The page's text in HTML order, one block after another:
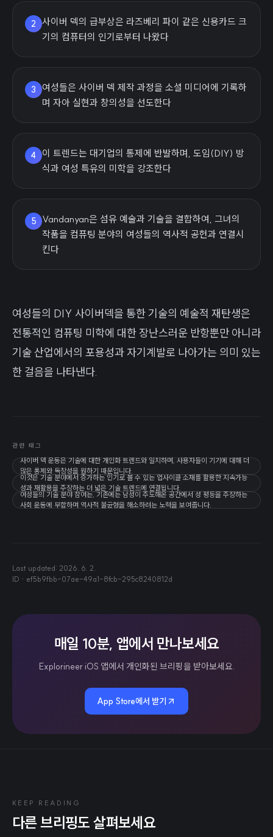
2
사이버 덱의 급부상은 라즈베리 파이 같은 신용카드 크
기의 컴퓨터의 인기로부터 나왔다
3
여성들은 사이버 덱 제작 과정을 소셜 미디어에 기록하
며 자아 실현과 창의성을 선도한다
4
이 트렌드는 대기업의 통제에 반발하며, 도임(DIY) 방
식과 여성 특유의 미학을 강조한다
5
Vandanyan은 섬유 예술과 기술을 결합하여, 그녀의
작품을 컴퓨팅 분야의 여성들의 역사적 공헌과 연결시
킨다
여성들의 DIY 사이버덱을 통한 기술의 예술적 재탄생은
전통적인 컴퓨팅 미학에 대한 장난스러운 반항뿐만 아니라
기술 산업에서의 포용성과 자기계발로 나아가는 의미 있는
한 걸음을 나타낸다.
관련 태그
사이버 덱 운동은 기술에 대한 개인화 트렌드와 일치하며, 사용자들이 기기에 대해 더
많은 통제와 독창성을 원하기 때문입니다.
이것은 기술 분야에서 증가하는 인기로 볼 수 있는 업사이클 소재를 활용한 지속가능
성과 재활용을 주장하는 더 넓은 기술 트렌드에 연결됩니다.
여성들의 기술 분야 참여는, 기존에는 남성이 주도해온 공간에서 성 평등을 주장하는
사회 운동에 부합하며 역사적 불균형을 해소하려는 노력을 보여줍니다.
Last updated: 2026. 6. 2.
ID · ef5b9fbb-07ae-49a1-8fcb-295c8240812d
매일 10분, 앱에서 만나보세요
Explorineer iOS 앱에서 개인화된 브리핑을 받아보세요.
App Store에서 받기
KEEP READING
다른 브리핑도 살펴보세요